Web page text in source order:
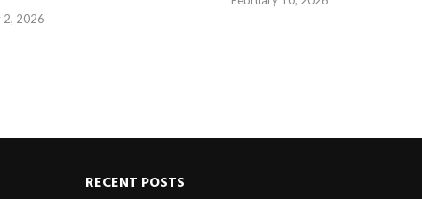
2, 2026
RECENT POSTS